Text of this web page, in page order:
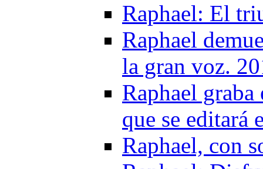
Raphael: El
Raphael
la gran voz.
Raphael
que se editará
Raphael, con